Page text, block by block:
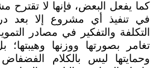
كما يفعل البعض، فإنها لا تقترح
في تنفيذ أي مشروع إلا بعد
التكلفة والتفكير في مصادر
تغامر بصورتها ووزنها
وحمايتها ليس بالكلام